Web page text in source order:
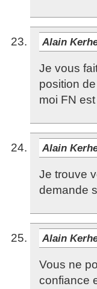
Alain
Je vous
position
moi FN
Alain
Je trouve
demande
Alain
Vous ne
confiance